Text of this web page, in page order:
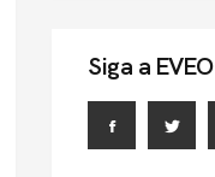
Siga a EVEO